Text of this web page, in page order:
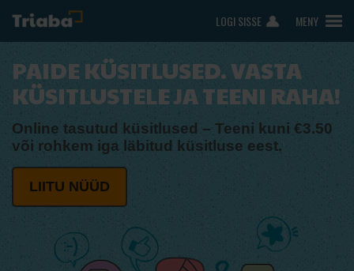
MENY
LOGI SISSE
PAIDE KÜSITLUSED. VASTA
KÜSITLUSTELE JA TEENI RAHA!
Online tasutud küsitlused – Teeni kuni €3.50
või rohkem iga läbitud küsitluse eest.
LIITU NÜÜD